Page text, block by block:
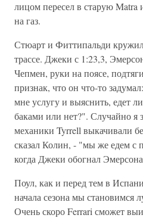
лицом пересел в старую Matra
на газ.
Стюарт и Фиттипальди
трассе. Джеки с 1:23,3,
Чепмен, руки на поясе,
признак, что он что-то
мне услугу и выяснить, едет
баками или нет?". Случайно я
механики Tyrrell выкачивали
сказал Колин, - "мы же едем
когда Джеки обогнал
Поул, как и перед тем в
начала сезона мы становимся
Очень скоро Ferrari сможет